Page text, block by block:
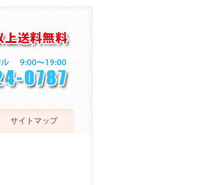
サイトマップ